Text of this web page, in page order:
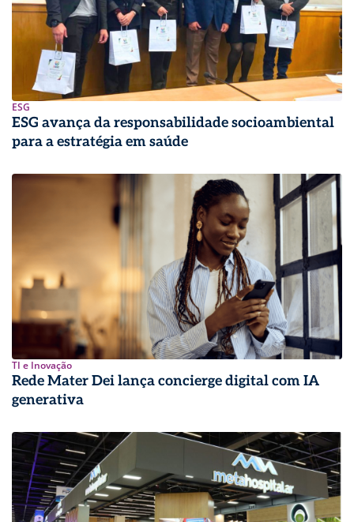
ESG
ESG avança da responsabilidade socioambiental
para a estratégia em saúde
TI e Inovação
Rede Mater Dei lança concierge digital com IA
generativa